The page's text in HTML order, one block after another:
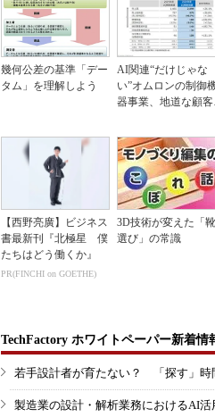
幾何公差の基準「デー
タム」を理解しよう
AI関連“だけじゃな
い”オムロンの制御
器事業、地道な顧客
【西野亮廣】ビジネス
書最新刊『北極星 僕
たちはどう働くか』
PR(FINCHI on GOETHE)
3D技術が変えた「靴
選び」の常識
TechFactory ホワイトペーパー新着情
若手設計者が育たない？ 「探す」時
製造業の設計・解析業務におけるAI